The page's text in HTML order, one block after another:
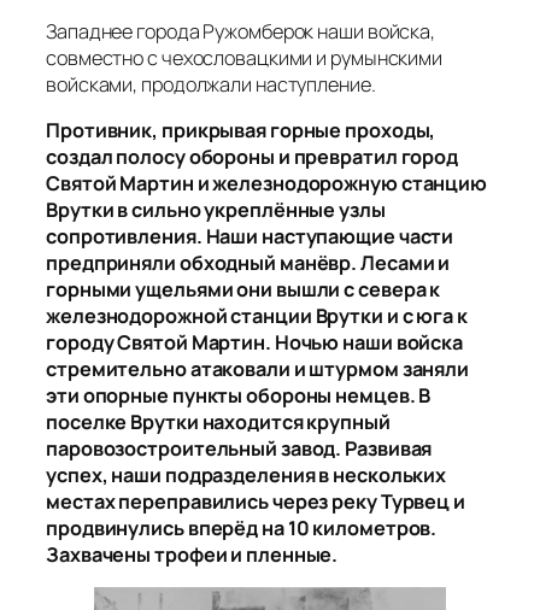
Западнее города Ружомберок наши войска,
совместно с чехословацкими и румынскими
войсками, продолжали наступление.
Противник, прикрывая горные проходы,
создал полосу обороны и превратил город
Святой Мартин и железнодорожную станцию
Врутки в сильно укреплённые узлы
сопротивления. Наши наступающие части
предприняли обходный манёвр. Лесами и
горными ущельями они вышли с севера к
железнодорожной станции Врутки и с юга к
городу Святой Мартин. Ночью наши войска
стремительно атаковали и штурмом заняли
эти опорные пункты обороны немцев. В
поселке Врутки находится крупный
паровозостроительный завод. Развивая
успех, наши подразделения в нескольких
местах переправились через реку Турвец и
продвинулись вперёд на 10 километров.
Захвачены трофеи и пленные.